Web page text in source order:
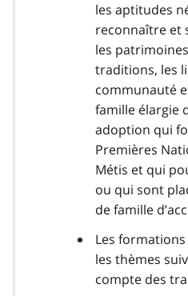
les aptitudes
reconnaître et
les
traditions, les
communauté
famille élargie
adoption qui
Premières
Métis et qui
ou qui sont
de famille
Les
les thèmes
compte des